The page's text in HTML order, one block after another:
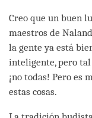
Creo que un buen
maestros de
la gente ya está
inteligente, pero tal
¡no todas! Pero es
estas cosas.